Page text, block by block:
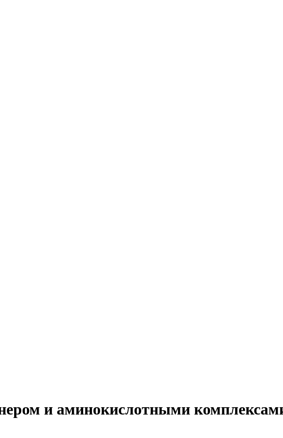
и аминокислотными